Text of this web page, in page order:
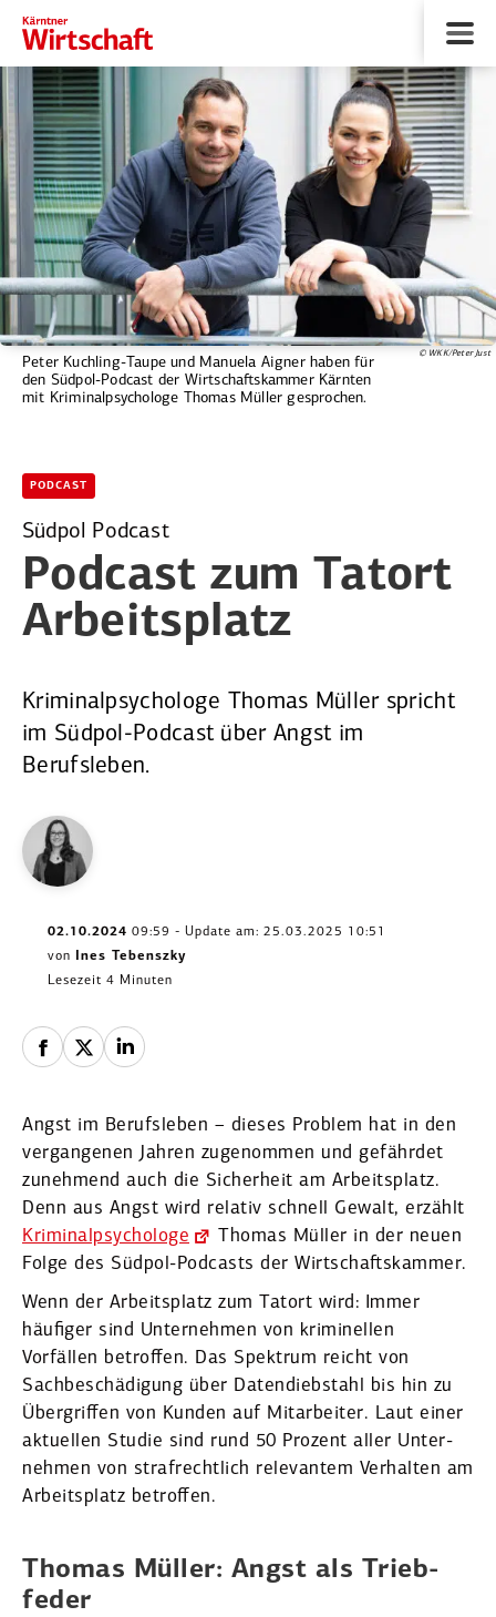
Peter Kuchling-Taupe und Manuela Aigner haben für
den Südpol-Podcast der Wirtschaftskammer Kärnten
mit Kriminalpsychologe Thomas Müller gesprochen.
© WKK/Peter Just
PODCAST
Südpol Podcast
Podcast zum Tatort
Arbeits­platz
Kriminal­psychologe Thomas Müller spricht
im ­Südpol-Podcast über Angst im
Berufsleben.
02.10.2024 09:59 - Update am: 25.03.2025 10:51
von
Ines Tebenszky
Lesezeit 4 Minuten
Angst im Berufs­leben – dieses Problem hat in den
vergan­genen Jahren zugenommen und gefährdet
zunehmend auch die Sicherheit am Arbeits­platz.
Denn aus Angst wird relativ schnell Gewalt, erzählt
Kriminal­psychologe
Thomas Müller in der neuen
Folge des ­Südpol-Podcasts der Wirtschafts­kammer.
Wenn der Arbeits­platz zum Tatort wird: Immer
häufiger sind Unter­nehmen von krimi­nellen
Vorfällen betroffen. Das Spektrum reicht von
Sachbe­schä­digung über Daten­dieb­stahl bis hin zu
Übergriffen von Kunden auf Mitar­beiter. Laut einer
aktuellen Studie sind rund 50 Prozent aller Unter­
nehmen von straf­rechtlich relevantem Verhalten am
Arbeits­platz betroffen.
Thomas Müller: Angst als Trieb­
feder